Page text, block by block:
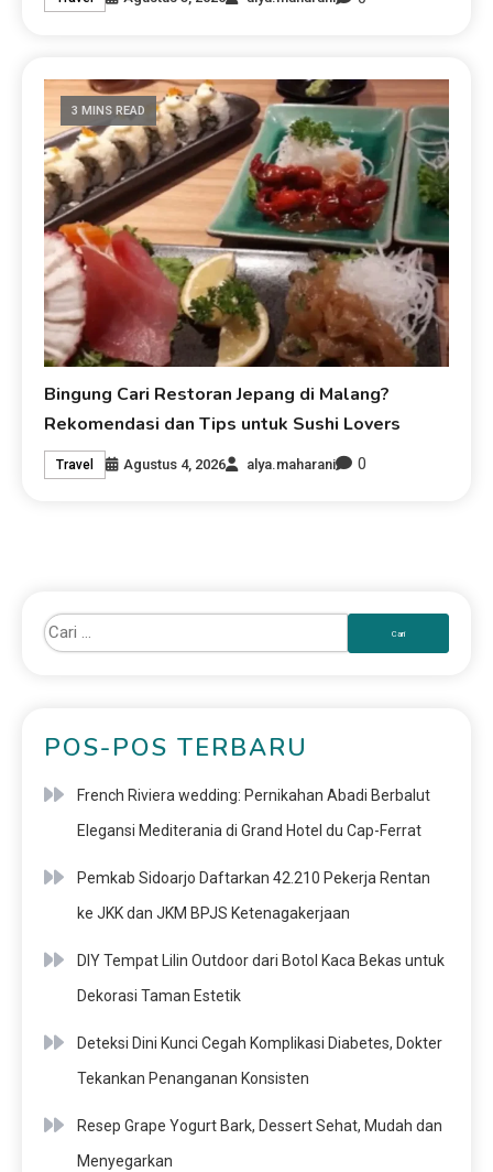
3 MINS READ
Bingung Cari Restoran Jepang di Malang?
Rekomendasi dan Tips untuk Sushi Lovers
Travel Agustus 4, 2026 alya.maharani 0
POS-POS TERBARU
French Riviera wedding: Pernikahan Abadi Berbalut
Elegansi Mediterania di Grand Hotel du Cap-Ferrat
Pemkab Sidoarjo Daftarkan 42.210 Pekerja Rentan
ke JKK dan JKM BPJS Ketenagakerjaan
DIY Tempat Lilin Outdoor dari Botol Kaca Bekas untuk
Dekorasi Taman Estetik
Deteksi Dini Kunci Cegah Komplikasi Diabetes, Dokter
Tekankan Penanganan Konsisten
Resep Grape Yogurt Bark, Dessert Sehat, Mudah dan
Menyegarkan